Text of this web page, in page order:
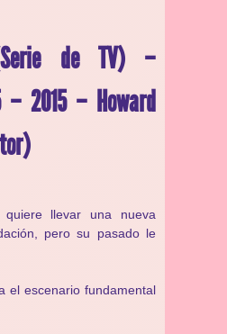
de TV) –
– 2015 – Howard
quiere llevar una nueva
pero su pasado le
el escenario fundamental